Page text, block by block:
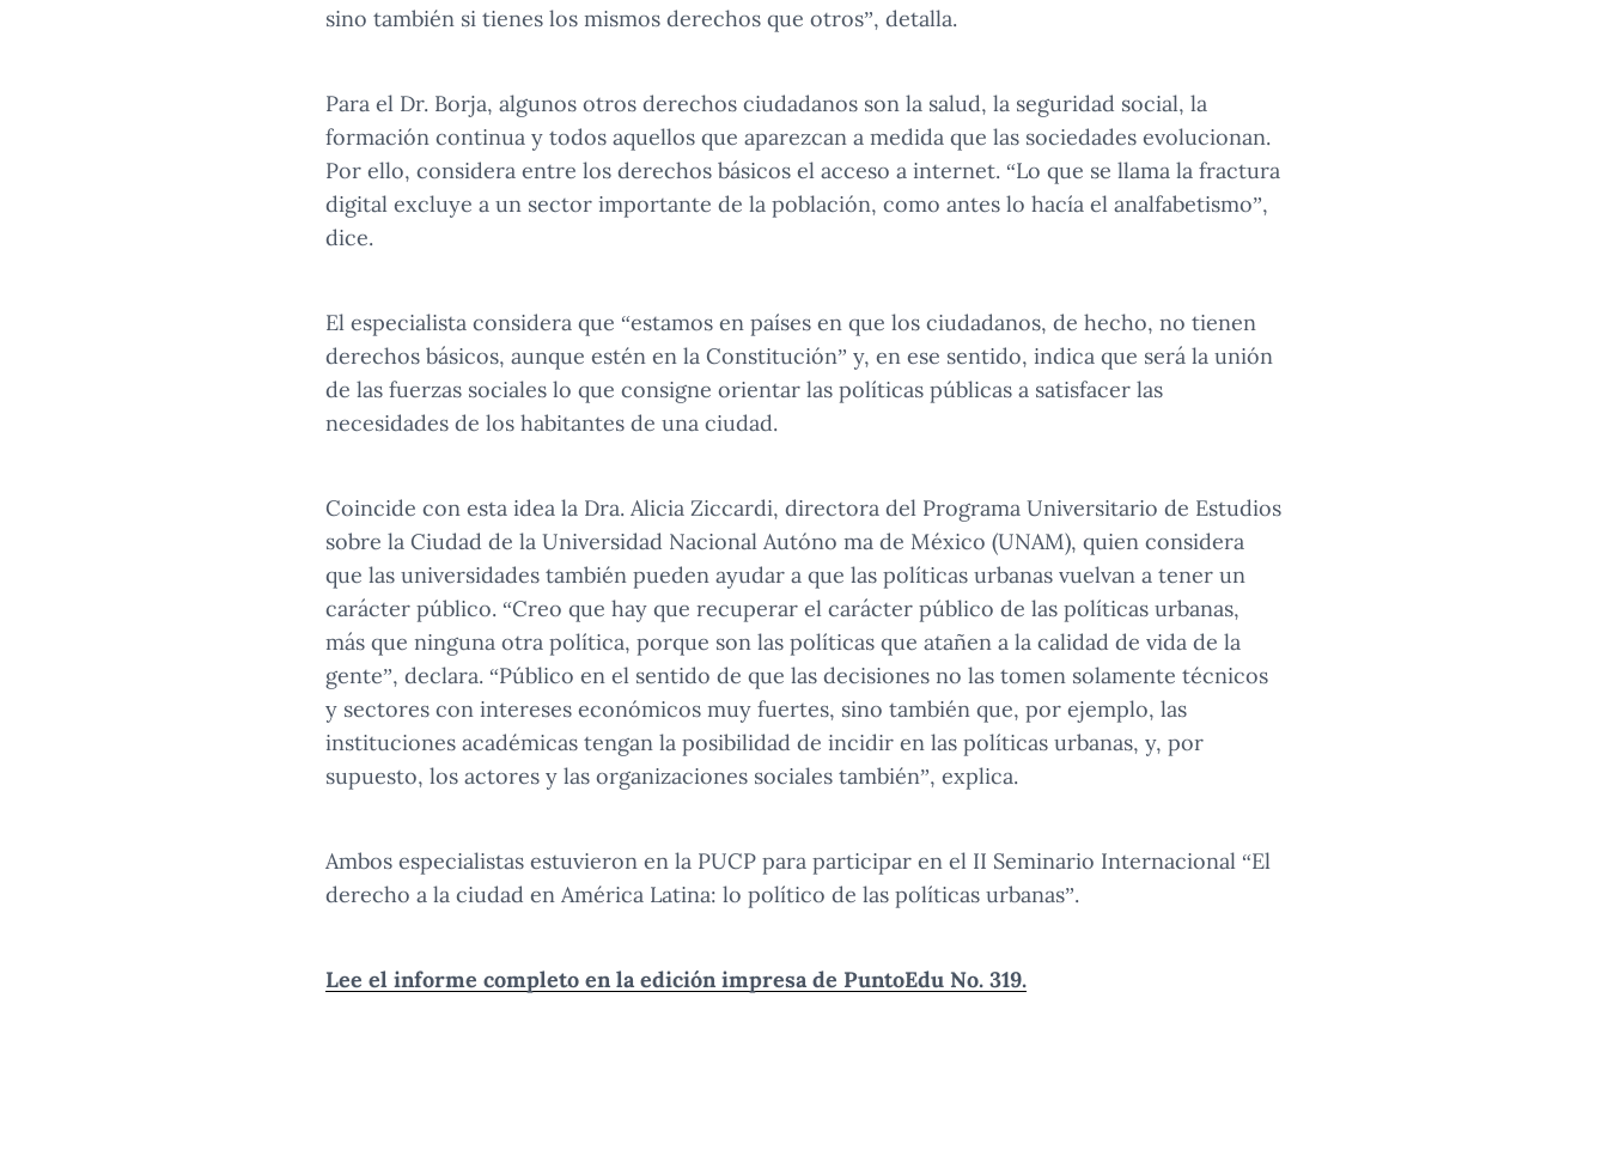
sino también si tienes los mismos derechos que otros”, detalla.
Para el Dr. Borja, algunos otros derechos ciudadanos son la salud, la seguridad social, la
formación continua y todos aquellos que aparezcan a medida que las sociedades evolucionan.
Por ello, considera entre los derechos básicos el acceso a internet. “Lo que se llama la fractura
digital excluye a un sector importante de la población, como antes lo hacía el analfabetismo”,
dice.
El especialista considera que “estamos en países en que los ciudadanos, de hecho, no tienen
derechos básicos, aunque estén en la Constitución” y, en ese sentido, indica que será la unión
de las fuerzas sociales lo que consigne orientar las políticas públicas a satisfacer las
necesidades de los habitantes de una ciudad.
Coincide con esta idea la Dra. Alicia Ziccardi, directora del Programa Universitario de Estudios
sobre la Ciudad de la Universidad Nacional Autóno ma de México (UNAM), quien considera
que las universidades también pueden ayudar a que las políticas urbanas vuelvan a tener un
carácter público. “Creo que hay que recuperar el carácter público de las políticas urbanas,
más que ninguna otra política, porque son las políticas que atañen a la calidad de vida de la
gente”, declara. “Público en el sentido de que las decisiones no las tomen solamente técnicos
y sectores con intereses económicos muy fuertes, sino también que, por ejemplo, las
instituciones académicas tengan la posibilidad de incidir en las políticas urbanas, y, por
supuesto, los actores y las organizaciones sociales también”, explica.
Ambos especialistas estuvieron en la PUCP para participar en el II Seminario Internacional “El
derecho a la ciudad en América Latina: lo político de las políticas urbanas”.
Lee el informe completo en la edición impresa de PuntoEdu No. 319.